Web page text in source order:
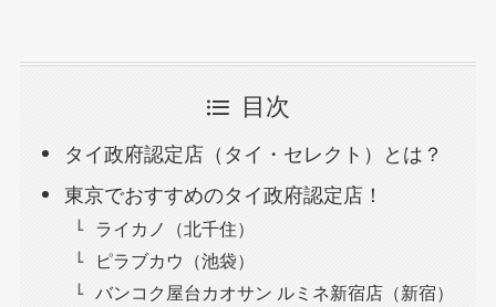
目次
タイ政府認定店（タイ・セレクト）とは？
東京でおすすめのタイ政府認定店！
ライカノ（北千住）
ピラブカウ（池袋）
バンコク屋台カオサン ルミネ新宿店（新宿）